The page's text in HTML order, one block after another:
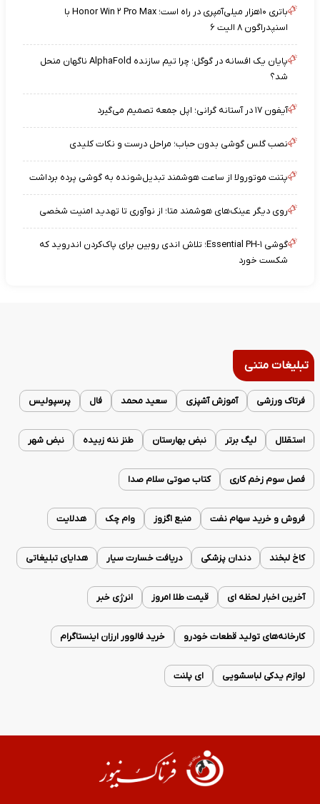
باتری ۱۰هزار میلی‌آمپری در راه است؛ Honor Win ۲ Pro Max با
اسنپدراگون ۸ الیت ۶
پایان یک افسانه در گوگل؛ چرا تیم سازنده AlphaFold ناگهان منحل
شد؟
آیفون ۱۷ در آستانه گرانی؛ اپل جمعه تصمیم می‌گیرد
نصب گلس گوشی بدون حباب؛ مراحل درست و نکات کلیدی
پتنت موتورولا از ساعت هوشمند تبدیل‌شونده به گوشی پرده برداشت
روی دیگر عینک‌های هوشمند متا؛ از نوآوری تا تهدید امنیت شخصی
گوشی Essential PH-۱؛ تلاش اندی روبین برای پاک‌کردن اندروید که
شکست خورد
تبلیغات متنی
فرتاک ورزشی آموزش آشپزی سعید محمد فال پرسپولیس
استقلال لیگ برتر نبض بهارستان طنز ننه زبیده نبض شهر
فصل سوم زخم کاری کتاب صوتی سلام صدا
فروش و خرید سهام نفت منبع اگزوز وام چک هدلایت
کاخ لبخند دندان پزشکی دریافت خسارت سیار هدایای تبلیغاتی
آخرین اخبار لحظه ای قیمت طلا امروز انرژی خبر
کارخانه‌های تولید قطعات خودرو خرید فالوور ارزان اینستاگرام
لوازم یدکی لباسشویی ای پلنت